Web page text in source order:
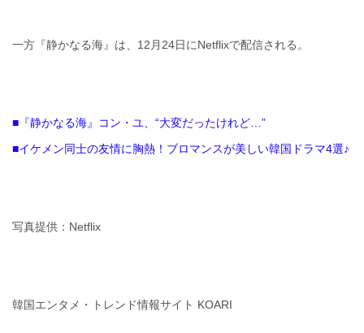
一方『静かなる海』は、12月24日にNetflixで配信される。
■『静かなる海』コン・ユ、“大変だったけれど…”
■イケメン同士の友情に胸熱！ブロマンスが美しい韓国ドラマ4選♪
写真提供：Netflix
韓国エンタメ・トレンド情報サイト KOARI